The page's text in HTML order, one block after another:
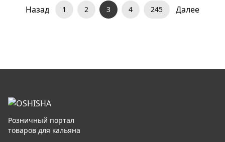
Назад 1 2 3 4 245 Далее
Розничный портал
товаров для кальяна